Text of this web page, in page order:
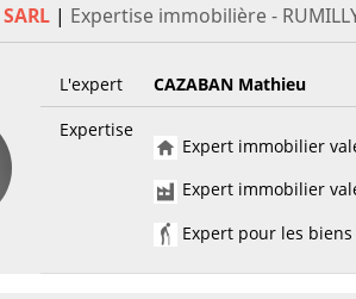
| Expertise immobilière -
L'expert
CAZABAN Mathieu
Expertise
Expert immobilier
Expert immobilier
Expert pour les